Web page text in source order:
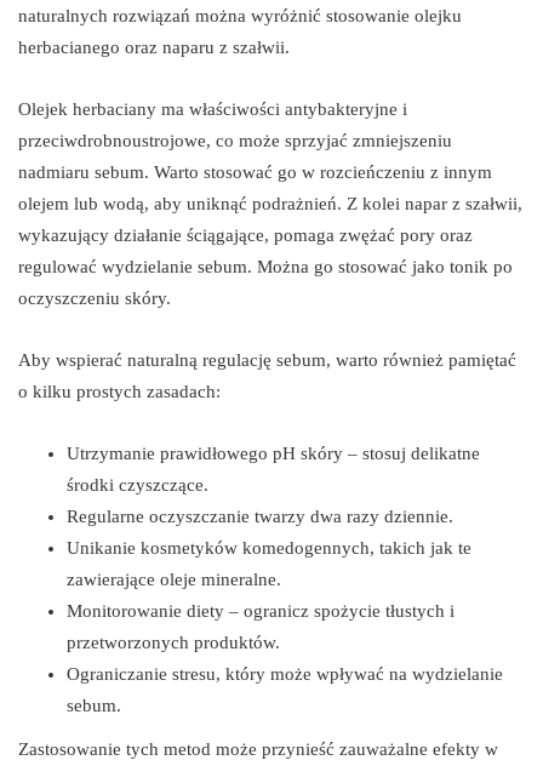
naturalnych rozwiązań można wyróżnić stosowanie olejku
herbacianego oraz naparu z szałwii.
Olejek herbaciany ma właściwości antybakteryjne i
przeciwdrobnoustrojowe, co może sprzyjać zmniejszeniu
nadmiaru sebum. Warto stosować go w rozcieńczeniu z innym
olejem lub wodą, aby uniknąć podrażnień. Z kolei napar z szałwii,
wykazujący działanie ściągające, pomaga zwężać pory oraz
regulować wydzielanie sebum. Można go stosować jako tonik po
oczyszczeniu skóry.
Aby wspierać naturalną regulację sebum, warto również pamiętać
o kilku prostych zasadach:
Utrzymanie prawidłowego pH skóry – stosuj delikatne
środki czyszczące.
Regularne oczyszczanie twarzy dwa razy dziennie.
Unikanie kosmetyków komedogennych, takich jak te
zawierające oleje mineralne.
Monitorowanie diety – ogranicz spożycie tłustych i
przetworzonych produktów.
Ograniczanie stresu, który może wpływać na wydzielanie
sebum.
Zastosowanie tych metod może przynieść zauważalne efekty w